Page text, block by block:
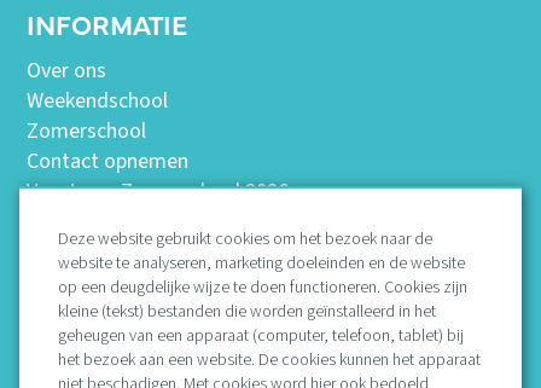
INFORMATIE
Over ons
Weekendschool
Zomerschool
Contact opnemen
Vacatures Zomerschool 2026
Missie
Bestuur
Protocollen
Vertrouwenspersoon
Deze website gebruikt cookies om het bezoek naar de
website te analyseren, marketing doeleinden en de website
op een deugdelijke wijze te doen functioneren. Cookies zijn
kleine (tekst) bestanden die worden geïnstalleerd in het
geheugen van een apparaat (computer, telefoon, tablet) bij
het bezoek aan een website. De cookies kunnen het apparaat